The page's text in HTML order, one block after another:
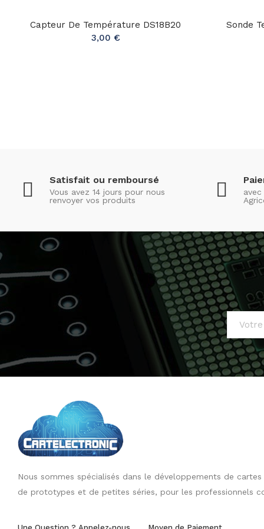
Capteur De Température DS18B20
3,00 €
Sonde
Satisfait ou remboursé
Vous avez 14 jours pour nous
renvoyer vos produits
Nous sommes spécialisés dans le développements de
de prototypes et de petites séries, pour les professionnels